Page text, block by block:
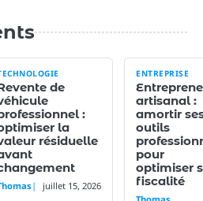
de
:
la
résiduelle
juillet 15, 2026
ENTREPRISE
artisanal :
amortir
outils
pour
optimiser
fiscalité